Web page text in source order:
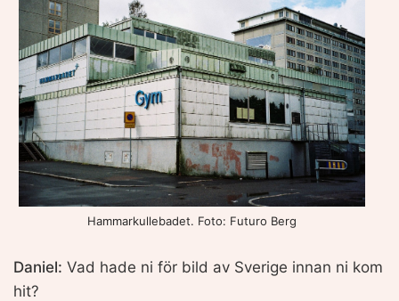
Hammarkullebadet. Foto: Futuro Berg
Daniel: Vad hade ni för bild av Sverige innan ni kom
hit?